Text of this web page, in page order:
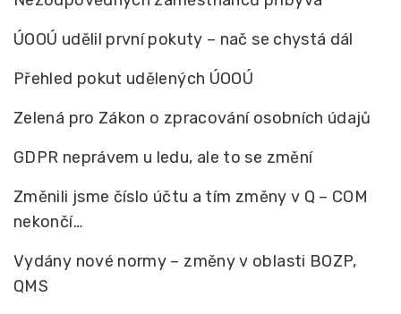
ÚOOÚ udělil první pokuty – nač se chystá dál
Přehled pokut udělených ÚOOÚ
Zelená pro Zákon o zpracování osobních údajů
GDPR neprávem u ledu, ale to se změní
Změnili jsme číslo účtu a tím změny v Q – COM
nekončí…
Vydány nové normy – změny v oblasti BOZP,
QMS